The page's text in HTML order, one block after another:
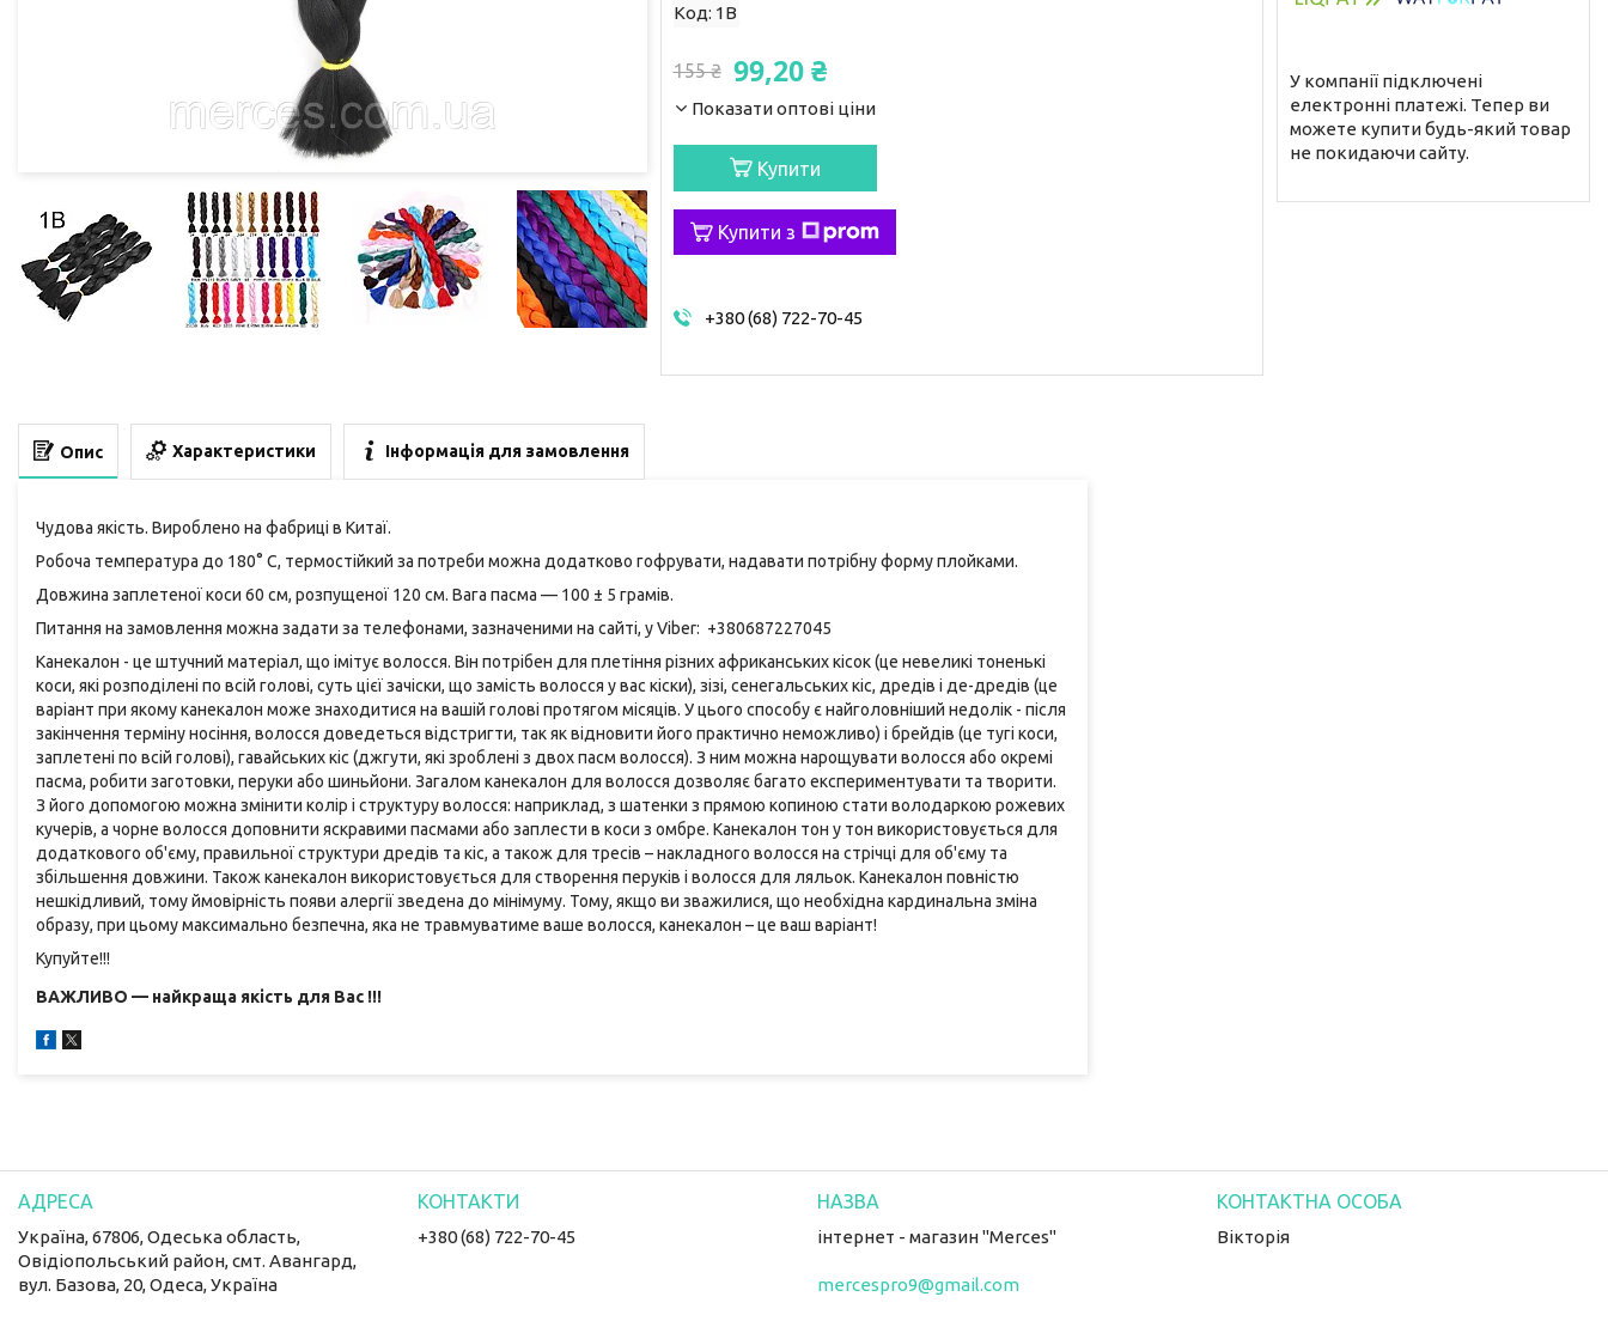
Код: 1В
155 ₴ 99,20 ₴
Показати оптові ціни
Купити
Купити з
+380 (68) 722-70-45
У компанії підключені
електронні платежі. Тепер ви
можете купити будь-який товар
не покидаючи сайту.
Опис Характеристики Інформація для замовлення
Чудова якість. Вироблено на фабриці в Китаї.
Робоча температура до 180° С, термостійкий за потреби можна додатково гофрувати, надавати потрібну форму плойками.
Довжина заплетеної коси 60 см, розпущеної 120 см. Вага пасма — 100 ± 5 грамів.
Питання на замовлення можна задати за телефонами, зазначеними на сайті, у Viber: +380687227045
Канекалон - це штучний матеріал, що імітує волосся. Він потрібен для плетіння різних африканських кісок (це невеликі тоненькі
коси, які розподілені по всій голові, суть цієї зачіски, що замість волосся у вас кіски), зізі, сенегальських кіс, дредів і де-дредів (це
варіант при якому канекалон може знаходитися на вашій голові протягом місяців. У цього способу є найголовніший недолік - після
закінчення терміну носіння, волосся доведеться відстригти, так як відновити його практично неможливо) і брейдів (це тугі коси,
заплетені по всій голові), гавайських кіс (джгути, які зроблені з двох пасм волосся). З ним можна нарощувати волосся або окремі
пасма, робити заготовки, перуки або шиньйони. Загалом канекалон для волосся дозволяє багато експериментувати та творити.
З його допомогою можна змінити колір і структуру волосся: наприклад, з шатенки з прямою копиною стати володаркою рожевих
кучерів, а чорне волосся доповнити яскравими пасмами або заплести в коси з омбре. Канекалон тон у тон використовується для
додаткового об'єму, правильної структури дредів та кіс, а також для тресів – накладного волосся на стрічці для об'єму та
збільшення довжини. Також канекалон використовується для створення перуків і волосся для ляльок. Канекалон повністю
нешкідливий, тому ймовірність появи алергії зведена до мінімуму. Тому, якщо ви зважилися, що необхідна кардинальна зміна
образу, при цьому максимально безпечна, яка не травмуватиме ваше волосся, канекалон – це ваш варіант!
Купуйте!!!
ВАЖЛИВО — найкраща якість для Вас !!!
Україна, 67806, Одеська область,
Овідіопольський район, смт. Авангард,
вул. Базова, 20, Одеса, Україна
+380 (68) 722-70-45 інтернет - магазин "Merces"
mercespro9@gmail.com
Вікторія